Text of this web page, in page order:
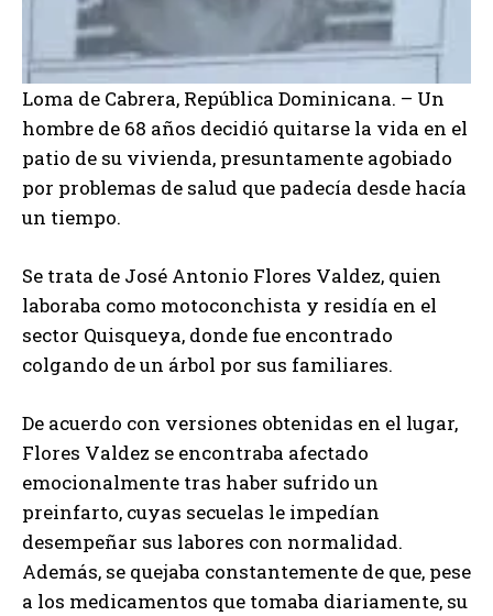
Loma de Cabrera, República Dominicana. – Un
hombre de 68 años decidió quitarse la vida en el
patio de su vivienda, presuntamente agobiado
por problemas de salud que padecía desde hacía
un tiempo.
Se trata de José Antonio Flores Valdez, quien
laboraba como motoconchista y residía en el
sector Quisqueya, donde fue encontrado
colgando de un árbol por sus familiares.
De acuerdo con versiones obtenidas en el lugar,
Flores Valdez se encontraba afectado
emocionalmente tras haber sufrido un
preinfarto, cuyas secuelas le impedían
desempeñar sus labores con normalidad.
Además, se quejaba constantemente de que, pese
a los medicamentos que tomaba diariamente, su